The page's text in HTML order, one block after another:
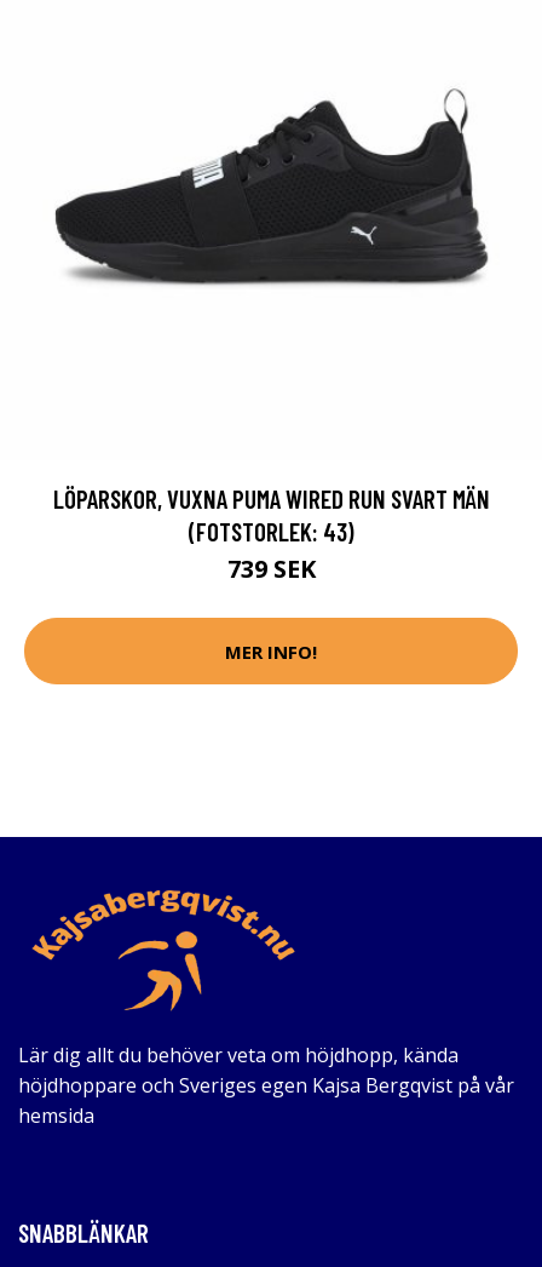
LÖPARSKOR, VUXNA PUMA WIRED RUN SVART MÄN
(FOTSTORLEK: 43)
739 SEK
MER INFO!
Lär dig allt du behöver veta om höjdhopp, kända
höjdhoppare och Sveriges egen Kajsa Bergqvist på vår
hemsida
SNABBLÄNKAR